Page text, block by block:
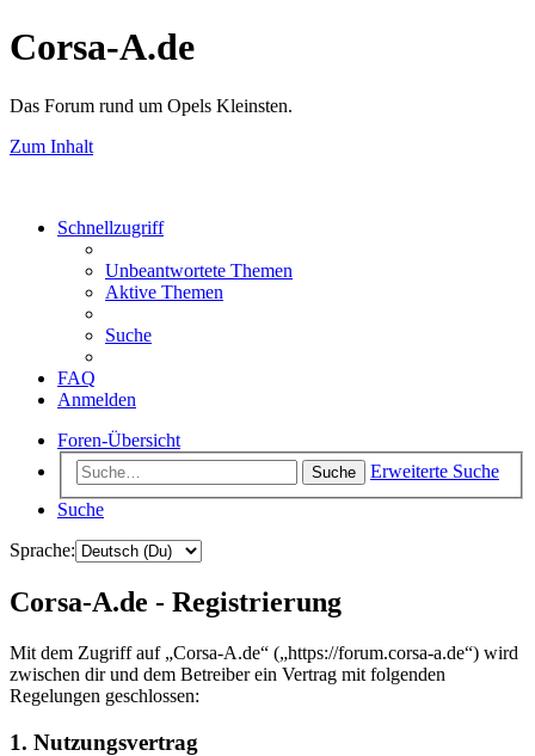
Corsa-A.de
Das Forum rund um Opels Kleinsten.
Zum Inhalt
Schnellzugriff
Unbeantwortete Themen
Aktive Themen
Suche
FAQ
Anmelden
Foren-Übersicht
Suche
Erweiterte Suche
Suche
Sprache:
Corsa-A.de - Registrierung
Mit dem Zugriff auf „Corsa-A.de“ („https://forum.corsa-a.de“) wird
zwischen dir und dem Betreiber ein Vertrag mit folgenden
Regelungen geschlossen:
1. Nutzungsvertrag